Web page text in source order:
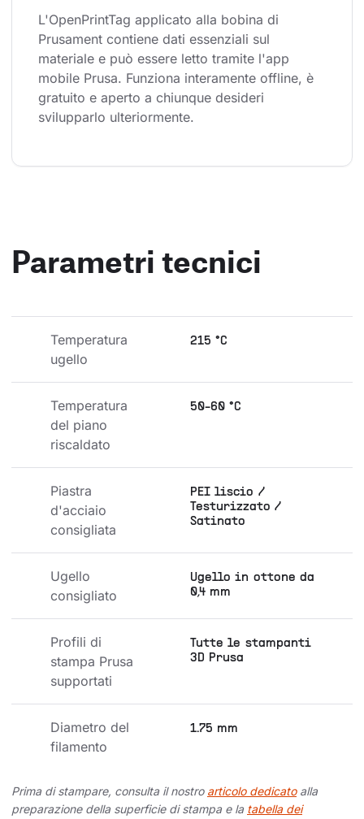
L'OpenPrintTag applicato alla bobina di
Prusament contiene dati essenziali sul
materiale e può essere letto tramite l'app
mobile Prusa. Funziona interamente offline, è
gratuito e aperto a chiunque desideri
svilupparlo ulteriormente.
Parametri tecnici
Temperatura
ugello
215 °C
Temperatura
del piano
riscaldato
50-60 °C
Piastra
d'acciaio
consigliata
PEI liscio /
Testurizzato /
Satinato
Ugello
consigliato
Ugello in ottone da
0,4 mm
Profili di
stampa Prusa
supportati
Tutte le stampanti
3D Prusa
Diametro del
filamento
1.75 mm
Prima di stampare, consulta il nostro articolo dedicatoalla
preparazione della superficie di stampa e la tabella dei